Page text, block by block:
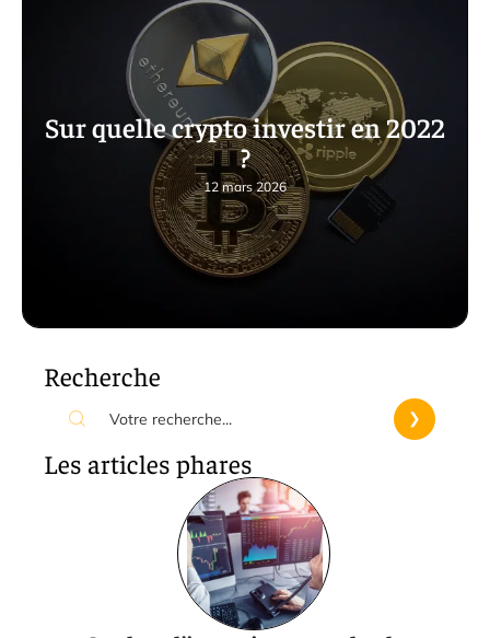
Sur quelle crypto investir en 2022
?
12 mars 2026
Recherche
Les articles phares